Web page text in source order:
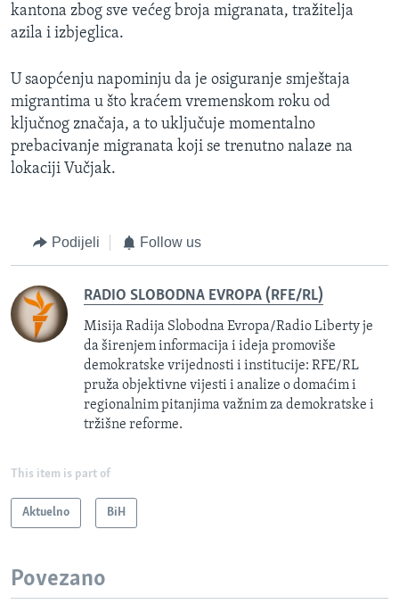
kantona zbog sve većeg broja migranata, tražitelja
azila i izbjeglica.
U saopćenju napominju da je osiguranje smještaja
migrantima u što kraćem vremenskom roku od
ključnog značaja, a to uključuje momentalno
prebacivanje migranata koji se trenutno nalaze na
lokaciji Vučjak.
Podijeli Follow us
RADIO SLOBODNA EVROPA (RFE/RL)
Misija Radija Slobodna Evropa/Radio Liberty je
da širenjem informacija i ideja promoviše
demokratske vrijednosti i institucije: RFE/RL
pruža objektivne vijesti i analize o domaćim i
regionalnim pitanjima važnim za demokratske i
tržišne reforme.
This item is part of
Aktuelno BiH
Povezano